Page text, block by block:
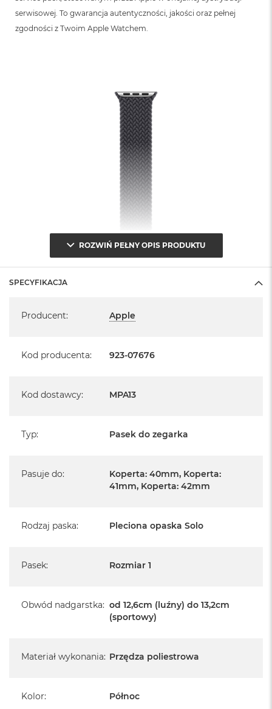
serwisowej. To gwarancja autentyczności, jakości oraz pełnej
zgodności z Twoim Apple Watchem.
ROZWIŃ PEŁNY OPIS PRODUKTU
SPECYFIKACJA
Producent: Apple
Kod producenta: 923-07676
Kod dostawcy: MPA13
Typ: Pasek do zegarka
Pasuje do:
Koperta: 40mm, Koperta:
41mm, Koperta: 42mm
Rodzaj paska: Pleciona opaska Solo
Pasek: Rozmiar 1
Obwód nadgarstka: od 12,6cm (luźny) do 13,2cm
(sportowy)
Materiał wykonania: Przędza poliestrowa
Kolor: Północ